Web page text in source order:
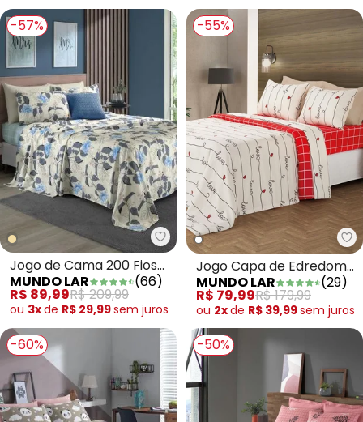
-57%
Mundo Lar - Jogo de Cama 200
Jogo de Cama 200 Fios
Bege Solteiro 3 Peças
MUNDO LAR (66)
R$ 89,99R$ 209,99
ou 3xde R$ 29,99sem juros
-55%
Jogo Capa de Edredom
Love Solteiro 2 Peças
MUNDO LAR (29)
R$ 79,99R$ 179,99
ou 2xde R$ 39,99sem juros
-60% -50%